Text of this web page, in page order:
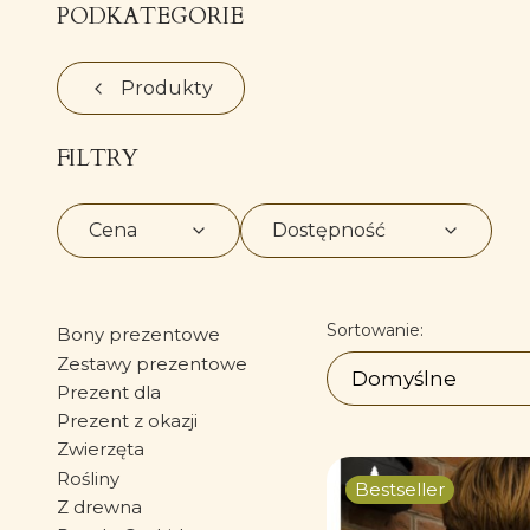
PODKATEGORIE
Produkty
FILTRY
Cena Dostępność
Bony prezentowe
Zestawy prezentowe
Prezent dla
Prezent z okazji
Zwierzęta
Rośliny
Z drewna
Lista
Sortowanie:
Domyślne
Bestseller